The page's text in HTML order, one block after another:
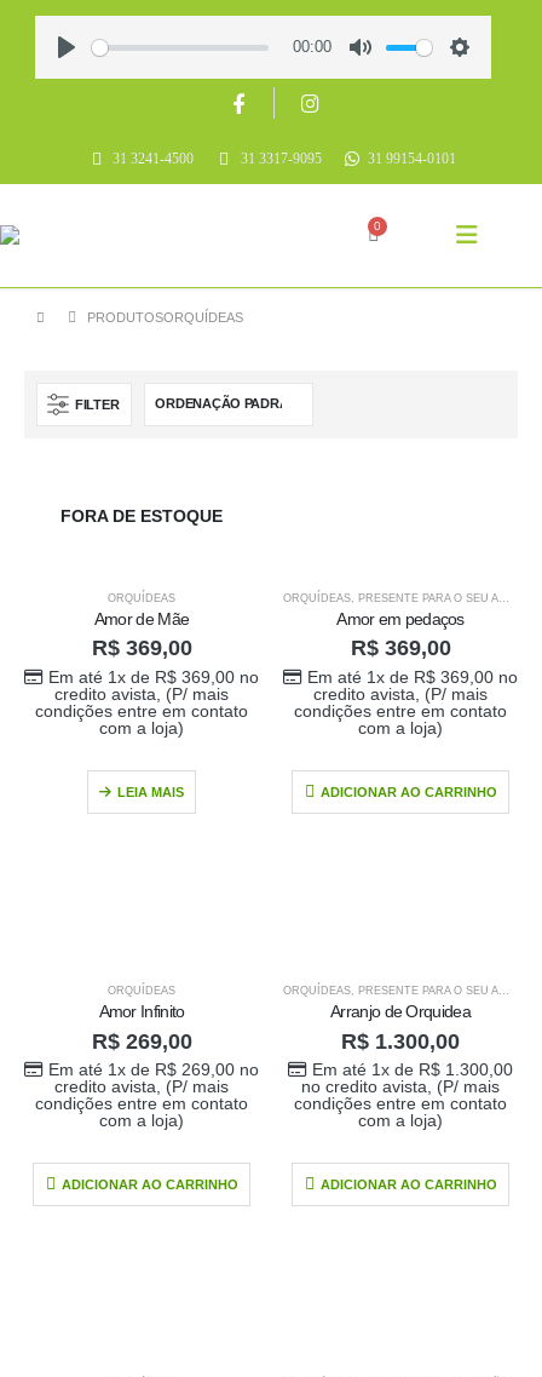
00:00
31 3241-4500 31 3317-9095 31 99154-0101
0
PRODUTOSORQUÍDEAS
FILTER
FORA DE ESTOQUE
ORQUÍDEAS
Amor de Mãe
R$369,00
Em até 1x de R$369,00no
credito avista, (P/ mais
condições entre em contato
com a loja)
LEIA MAIS
ORQUÍDEAS PRESENTE PARA O SEU AMOR
Amor em pedaços
R$369,00
Em até 1x de R$369,00no
credito avista, (P/ mais
condições entre em contato
com a loja)
ADICIONAR AO CARRINHO
ORQUÍDEAS
Amor Infinito
R$269,00
Em até 1x de R$269,00no
credito avista, (P/ mais
condições entre em contato
com a loja)
ADICIONAR AO CARRINHO
ORQUÍDEAS, PRESENTE PARA O SEU AMOR
Arranjo de Orquidea
R$ 1.300,00
Em até 1x de R$1.300,00
no credito avista, (P/ mais
condições entre em contato
com a loja)
ADICIONAR AO CARRINHO
Buque doce amor
0out of 5
R$389,00
Em até 1x de
R$389,00no
mais condições
entre em contato